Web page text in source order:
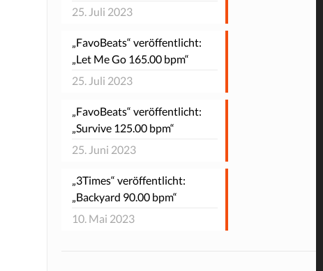
25. Juli 2023
„FavoBeats“ veröffentlicht:
„Let Me Go 165.00 bpm“
25. Juli 2023
„FavoBeats“ veröffentlicht:
„Survive 125.00 bpm“
25. Juni 2023
„3Times“ veröffentlicht:
„Backyard 90.00 bpm“
10. Mai 2023